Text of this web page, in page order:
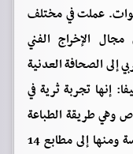
عملت في مختلف
الإخراج الفني
إلى الصحافة العدنية
1978 وحتى 1982، مضيفا: إنها تجربة ثرية في
وهي طريقة الطباعة
القديمة. كنت في طفولتي أذهب إلى المدرسة ومنها إلى مطابع 14